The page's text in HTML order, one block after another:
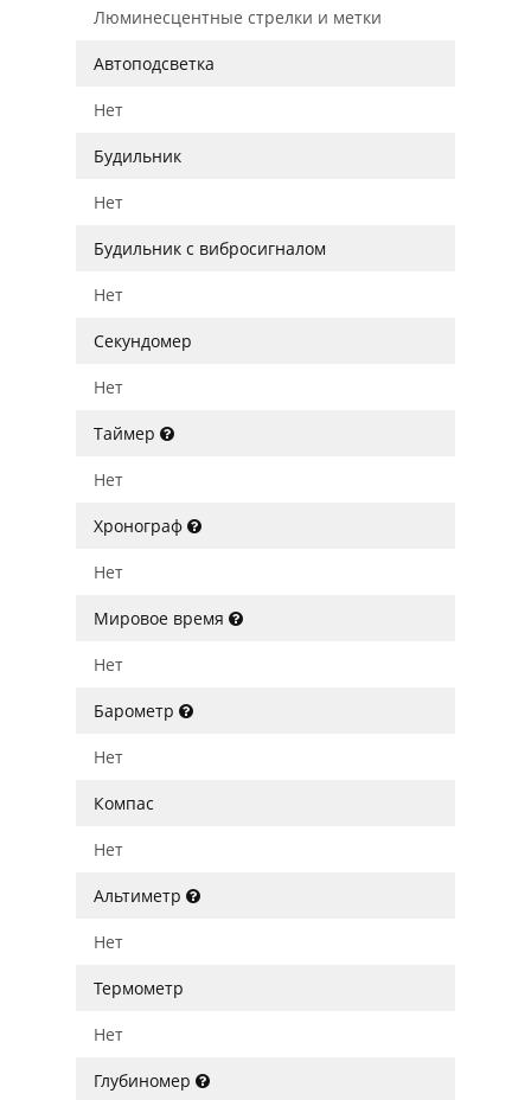
Люминесцентные стрелки и метки
Автоподсветка
Нет
Будильник
Нет
Будильник с вибросигналом
Нет
Секундомер
Нет
Таймер
Нет
Хронограф
Нет
Мировое время
Нет
Барометр
Нет
Компас
Нет
Альтиметр
Нет
Термометр
Нет
Глубиномер